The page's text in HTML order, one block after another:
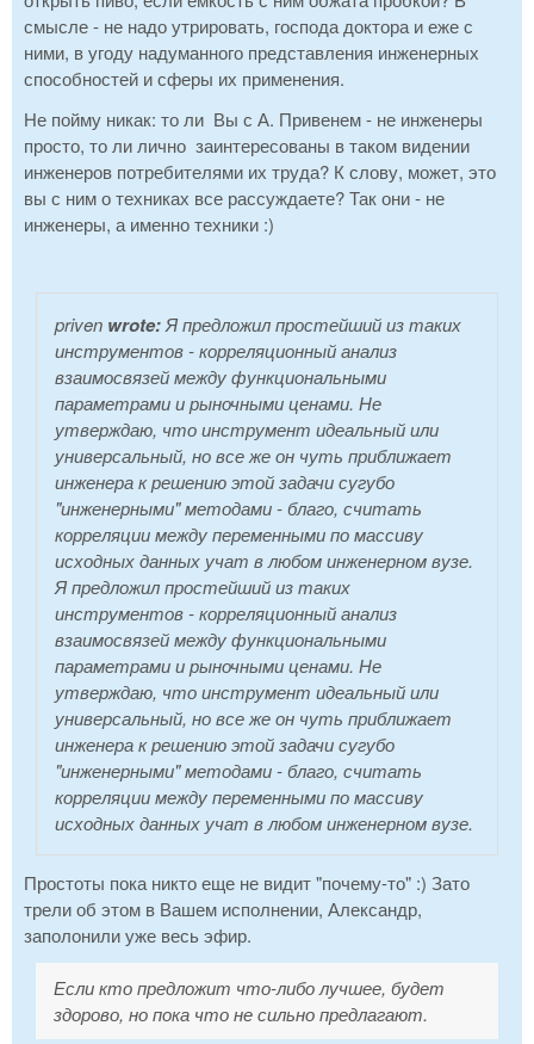
смысле - не надо утрировать, господа доктора и еже с
ними, в угоду надуманного представления инженерных
способностей и сферы их применения.
Не пойму никак: то ли Вы с А. Привенем - не инженеры
просто, то ли лично заинтересованы в таком видении
инженеров потребителями их труда? К слову, может, это
вы с ним о техниках все рассуждаете? Так они - не
инженеры, а именно техники :)
priven wrote:Я предложил простейший из таких
инструментов - корреляционный анализ
взаимосвязей между функциональными
параметрами и рыночными ценами. Не
утверждаю, что инструмент идеальный или
универсальный, но все же он чуть приближает
инженера к решению этой задачи сугубо
"инженерными" методами - благо, считать
корреляции между переменными по массиву
исходных данных учат в любом инженерном вузе.
Я предложил простейший из таких
инструментов - корреляционный анализ
взаимосвязей между функциональными
параметрами и рыночными ценами. Не
утверждаю, что инструмент идеальный или
универсальный, но все же он чуть приближает
инженера к решению этой задачи сугубо
"инженерными" методами - благо, считать
корреляции между переменными по массиву
исходных данных учат в любом инженерном вузе.
Простоты пока никто еще не видит "почему-то" :) Зато
трели об этом в Вашем исполнении, Александр,
заполонили уже весь эфир.
Если кто предложит что-либо лучшее, будет
здорово, но пока что не сильно предлагают.